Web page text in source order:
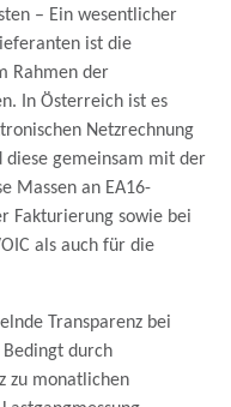
– Ein wesentlicher
ist die
Rahmen der
In Österreich ist es
Netzrechnung
diese gemeinsam mit der
Massen an EA16-
Fakturierung sowie bei
als auch für die
Transparenz bei
Bedingt durch
zu monatlichen